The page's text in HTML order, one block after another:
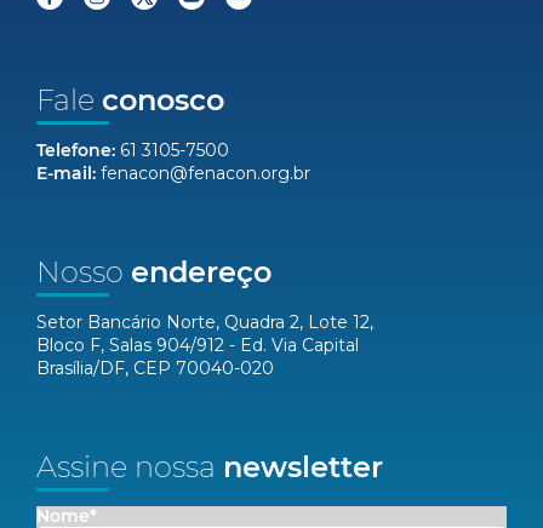
Fale conosco
Telefone: 61 3105-7500
E-mail: fenacon@fenacon.org.br
Nosso endereço
Setor Bancário Norte, Quadra 2, Lote 12,
Bloco F, Salas 904/912 - Ed. Via Capital
Brasília/DF, CEP 70040-020
Assine nossa newsletter
Nome*